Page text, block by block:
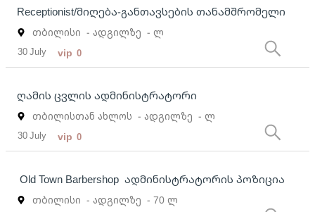
Receptionist/მიღება-განთავსების თანამშრომელი
თბილისი - ადგილზე - ლ
30 July vip 0
ღამის ცვლის ადმინისტრატორი
თბილისთან ახლოს - ადგილზე - ლ
30 July vip 0
Old Town Barbershop ადმინისტრატორის პოზიცია
თბილისი - ადგილზე - 70 ლ